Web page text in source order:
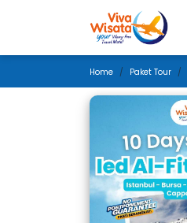
Home Paket Tour